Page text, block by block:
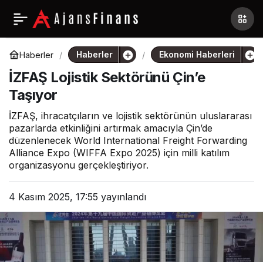
Haberler Haberler Ekonomi Haberleri
İZFAŞ Lojistik Sektörünü Çin’e
Taşıyor
İZFAŞ, ihracatçıların ve lojistik sektörünün uluslararası
pazarlarda etkinliğini artırmak amacıyla Çin’de
düzenlenecek World International Freight Forwarding
Alliance Expo (WIFFA Expo 2025) için milli katılım
organizasyonu gerçekleştiriyor.
4 Kasım 2025, 17:55 yayınlandı